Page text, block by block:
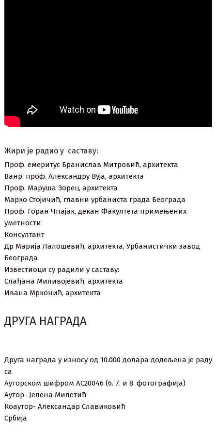
Жири је радио у саставу:
Проф. емеритус Бранислав Митровић, архитекта
Ванр. проф. Александру Вуја, архитекта
Проф. Маруша Зорец, архитекта
Марко Стојичић, главни урбаниста града Београда
Проф. Горан Чпајак, декан Факултета примењених
уметности
Консултант
Др Марија Лалошевић, архитекта, Урбанистички завод
Београда
Известиоци су радили у саставу:
Слађана Миливојевић, архитекта
Ивана Мрконић, архитекта
ДРУГА НАГРАДА
Друга награда у износу од 10.000 долара додељена је раду
са
Ауторском шифром АС20046 (6. 7. и 8. фотографија)
Аутор- Јелена Милетић
Коаутор- Александар Славиковић
Србија